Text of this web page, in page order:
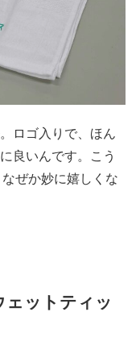
ロゴ入りで、ほん
良いんです。こう
ぜか妙に嬉しくな
ットティッ